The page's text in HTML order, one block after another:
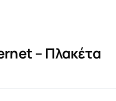
– Πλακέτα